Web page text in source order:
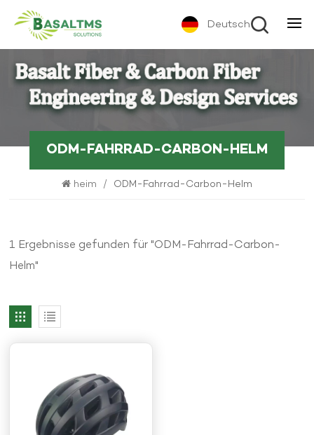
Deutsch
ODM-FAHRRAD-CARBON-HELM
heim / ODM-Fahrrad-Carbon-Helm
1 Ergebnisse gefunden für "ODM-Fahrrad-Carbon-
Helm"